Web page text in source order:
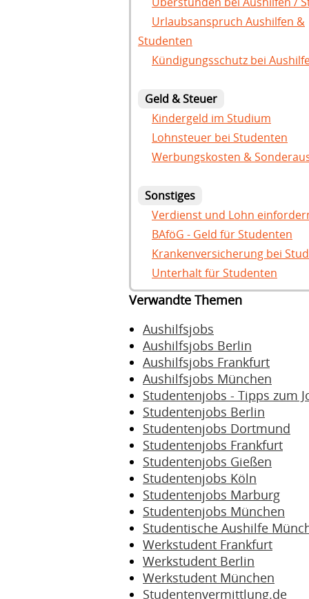
Urlaubsanspruch Aushilfen &
Studenten
Kündigungsschutz bei
Geld & Steuer
Kindergeld im Studium
Lohnsteuer bei Studenten
Werbungskosten &
Sonstiges
Verdienst und Lohn
BAföG - Geld für Studenten
Krankenversicherung bei
Unterhalt für Studenten
Verwandte Themen
Aushilfsjobs
Aushilfsjobs Berlin
Aushilfsjobs Frankfurt
Aushilfsjobs München
Studentenjobs - Tipps zum
Studentenjobs Berlin
Studentenjobs Dortmund
Studentenjobs Frankfurt
Studentenjobs Gießen
Studentenjobs Köln
Studentenjobs Marburg
Studentenjobs München
Studentische Aushilfe
Werkstudent Frankfurt
Werkstudent Berlin
Werkstudent München
Studentenvermittlung.de